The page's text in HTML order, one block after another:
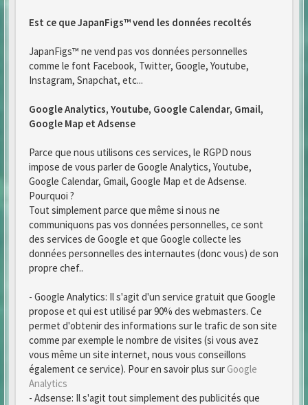
Est ce que JapanFigs™ vend les données recoltés
JapanFigs™ ne vend pas vos données personnelles
comme le font Facebook, Twitter, Google, Youtube,
Instagram, Snapchat, etc...
Google Analytics, Youtube, Google Calendar, Gmail,
Google Map et Adsense
Parce que nous utilisons ces services, le RGPD nous
impose de vous parler de Google Analytics, Youtube,
Google Calendar, Gmail, Google Map et de Adsense.
Pourquoi ?
Tout simplement parce que même si nous ne
communiquons pas vos données personnelles, ce sont
des services de Google et que Google collecte les
données personnelles des internautes (donc vous) de son
propre chef..
- Google Analytics: Il s'agit d'un service gratuit que Google
propose et qui est utilisé par 90% des webmasters. Ce
permet d'obtenir des informations sur le trafic de son site
comme par exemple le nombre de visites (si vous avez
vous même un site internet, nous vous conseillons
également ce service). Pour en savoir plus sur Google
Analytics
- Adsense: Il s'agit tout simplement des publicités que